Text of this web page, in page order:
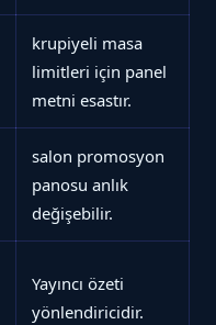
krupiyeli masa
limitleri için panel
metni esastır.
salon promosyon
panosu anlık
değişebilir.
Yayıncı özeti
yönlendiricidir.